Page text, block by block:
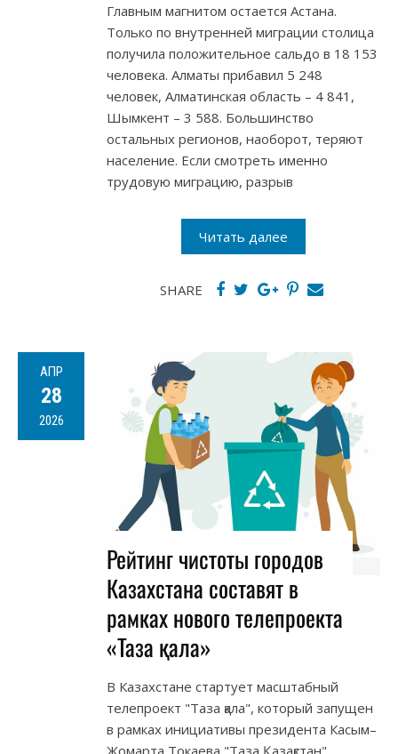
Главным магнитом остается Астана.
Только по внутренней миграции столица
получила положительное сальдо в 18 153
человека. Алматы прибавил 5 248
человек, Алматинская область – 4 841,
Шымкент – 3 588. Большинство
остальных регионов, наоборот, теряют
население. Если смотреть именно
трудовую миграцию, разрыв
Читать далее
SHARE
АПР
28
2026
Рейтинг чистоты городов
Казахстана составят в
рамках нового телепроекта
«Таза қала»
В Казахстане стартует масштабный
телепроект "Таза қала", который запущен
в рамках инициативы президента Касым–